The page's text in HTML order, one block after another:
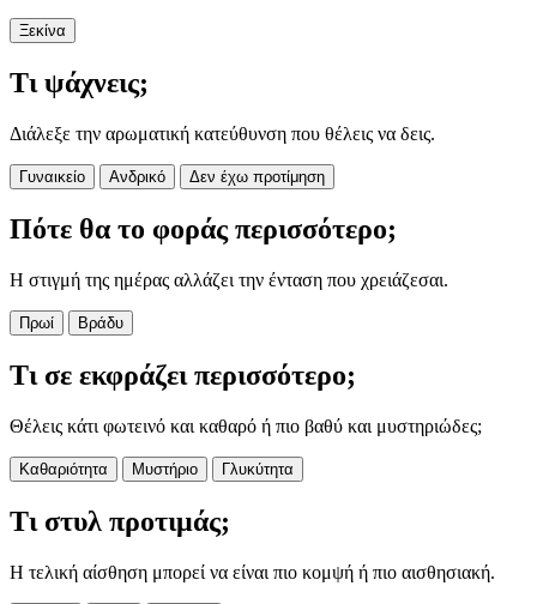
Ξεκίνα
Τι ψάχνεις;
Διάλεξε την αρωματική κατεύθυνση που θέλεις να δεις.
Γυναικείο Ανδρικό Δεν έχω προτίμηση
Πότε θα το φοράς περισσότερο;
Η στιγμή της ημέρας αλλάζει την ένταση που χρειάζεσαι.
Πρωί Βράδυ
Τι σε εκφράζει περισσότερο;
Θέλεις κάτι φωτεινό και καθαρό ή πιο βαθύ και μυστηριώδες;
Καθαριότητα Μυστήριο Γλυκύτητα
Τι στυλ προτιμάς;
Η τελική αίσθηση μπορεί να είναι πιο κομψή ή πιο αισθησιακή.